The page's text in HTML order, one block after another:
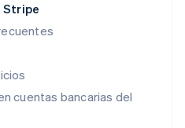
Stripe
cuentas bancarias del